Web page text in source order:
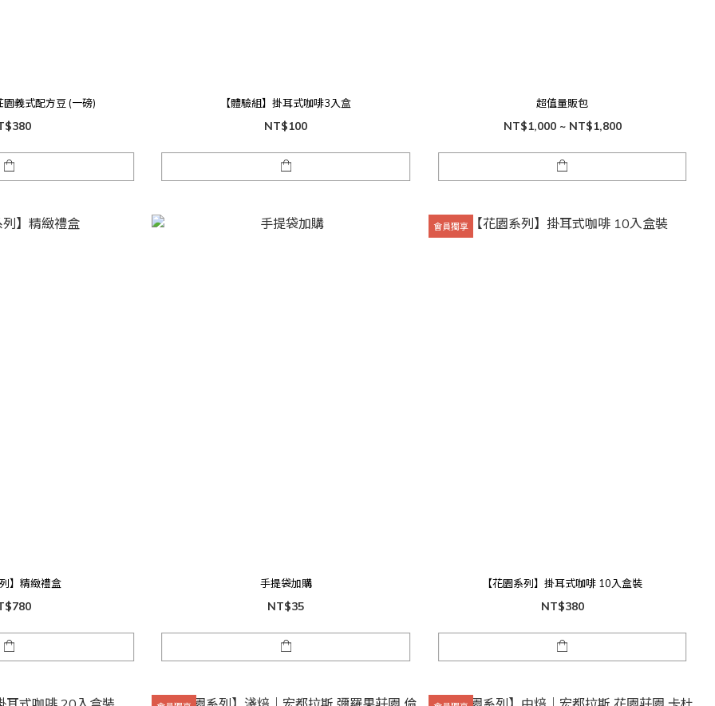
義式配方豆 (一磅) 【體驗組】掛耳式咖啡3入盒
NT$100
超值量販包
NT$1,000 ~ NT$1,800
列】精緻禮盒 手提袋加購
NT$35
會員獨享
【花園系列】掛耳式咖啡 10入盒裝
NT$380